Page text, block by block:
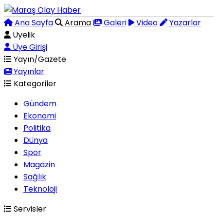
Ana Sayfa Arama Galeri Video
Yazarlar
Üyelik
Üye Girişi
Yayın/Gazete
Yayınlar
Kategoriler
Gündem
Ekonomi
Politika
Dünya
Spor
Magazin
Sağlık
Teknoloji
Servisler